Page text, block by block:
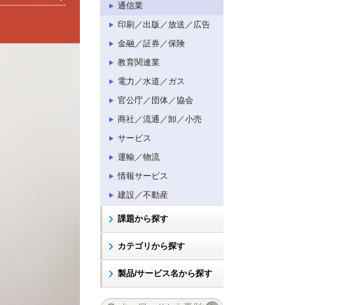
通信業
印刷／出版／放送／広告
金融／証券／保険
教育関連業
電力／水道／ガス
官公庁／団体／協会
商社／流通／卸／小売
サービス
運輸／物流
情報サービス
建設／不動産
課題から探す
カテゴリから探す
製品/サービス名から探す